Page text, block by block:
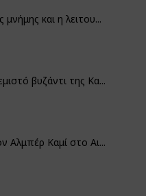
και η λειτου...
βυζάντι της Κα...
Αλμπέρ Καμί στο Αι...